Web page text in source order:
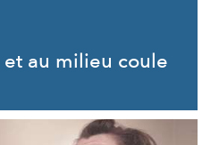
au milieu coule